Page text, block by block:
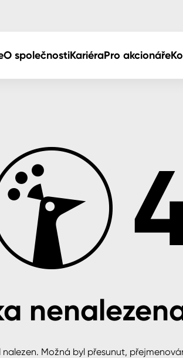
O společnostiKariéraPro akcionáře
Možná byl přesunut,